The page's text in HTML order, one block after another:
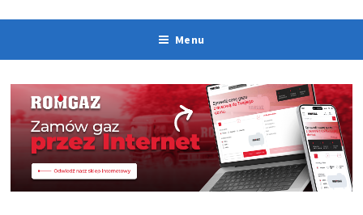
Menu